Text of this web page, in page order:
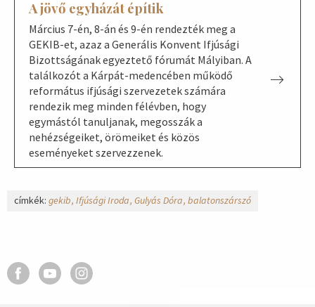
A jövő egyházát építik
Március 7-én, 8-án és 9-én rendezték meg a
GEKIB-et, azaz a Generális Konvent Ifjúsági
Bizottságának egyeztető fórumát Mályiban. A
találkozót a Kárpát-medencében működő
református ifjúsági szervezetek számára
rendezik meg minden félévben, hogy
egymástól tanuljanak, megosszák a
nehézségeiket, örömeiket és közös
eseményeket szervezzenek.
címkék: gekib Ifjúsági Iroda Gulyás Dóra balatonszárszó